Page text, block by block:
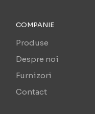
COMPANIE
Produse
Despre noi
Furnizori
Contact